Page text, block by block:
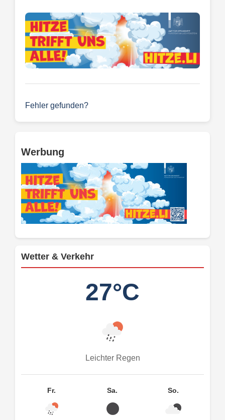
Fehler gefunden?
Werbung
Wetter & Verkehr
27°C
Leichter Regen
Fr. Sa. So.